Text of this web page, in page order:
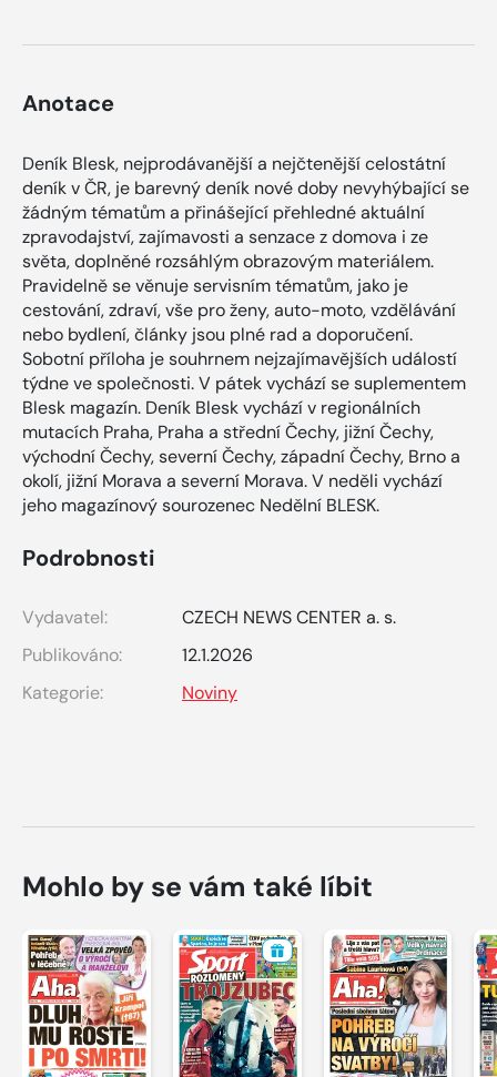
Anotace
Deník Blesk, nejprodávanější a nejčtenější celostátní
deník v ČR, je barevný deník nové doby nevyhýbající se
žádným tématům a přinášející přehledné aktuální
zpravodajství, zajímavosti a senzace z domova i ze
světa, doplněné rozsáhlým obrazovým materiálem.
Pravidelně se věnuje servisním tématům, jako je
cestování, zdraví, vše pro ženy, auto-moto, vzdělávání
nebo bydlení, články jsou plné rad a doporučení.
Sobotní příloha je souhrnem nejzajímavějších událostí
týdne ve společnosti. V pátek vychází se suplementem
Blesk magazín. Deník Blesk vychází v regionálních
mutacích Praha, Praha a střední Čechy, jižní Čechy,
východní Čechy, severní Čechy, západní Čechy, Brno a
okolí, jižní Morava a severní Morava. V neděli vychází
jeho magazínový sourozenec Nedělní BLESK.
Podrobnosti
Vydavatel:
CZECH NEWS CENTER a. s.
Publikováno:
12.1.2026
Kategorie:
Noviny
Mohlo by se vám také líbit